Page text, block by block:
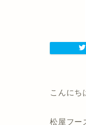
こんにち
松屋フー